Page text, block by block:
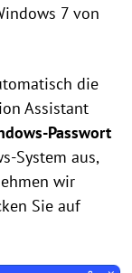
7 von
die
Assistant
Passwort
System aus,
wir
Sie auf